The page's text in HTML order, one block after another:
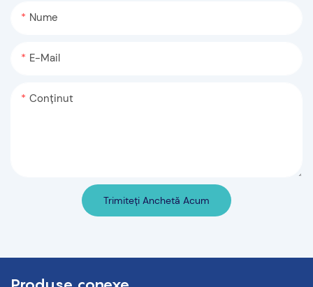
Nume
E-Mail
Conţinut
Trimiteți Anchetă Acum